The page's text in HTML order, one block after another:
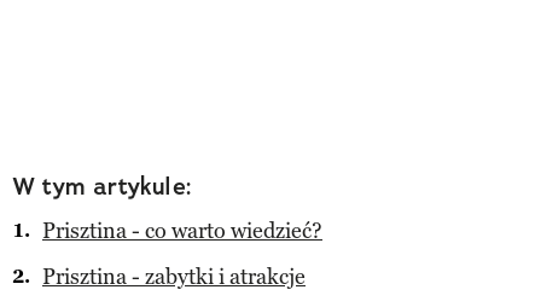
W tym artykule:
Prisztina - co warto wiedzieć?
Prisztina - zabytki i atrakcje